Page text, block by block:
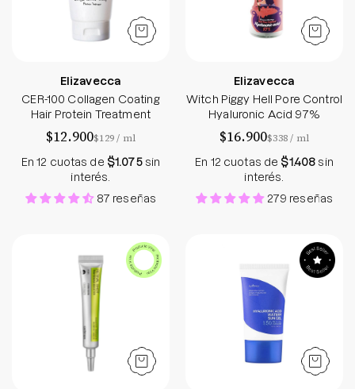
Elizavecca
CER-100 Collagen Coating
Hair Protein Treatment
$12.900$129/ por
ml
En 12 cuotas de $1.075sin
interés.
87 reseñas
Elizavecca
Witch Piggy Hell Pore Control
Hyaluronic Acid 97%
$16.900$338/ por
ml
En 12 cuotas de $1.408sin
interés.
279 reseñas
The Vita - A Retinal Shot Tightening Booster -
Hyaluronic Acid